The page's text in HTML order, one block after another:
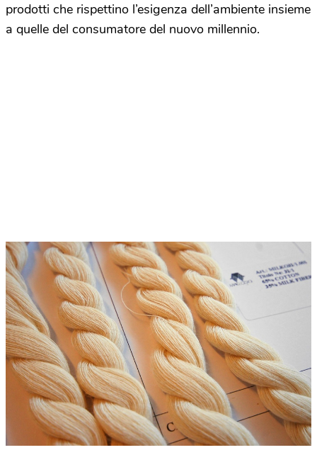
prodotti che rispettino l’esigenza dell’ambiente insieme
a quelle del consumatore del nuovo millennio.